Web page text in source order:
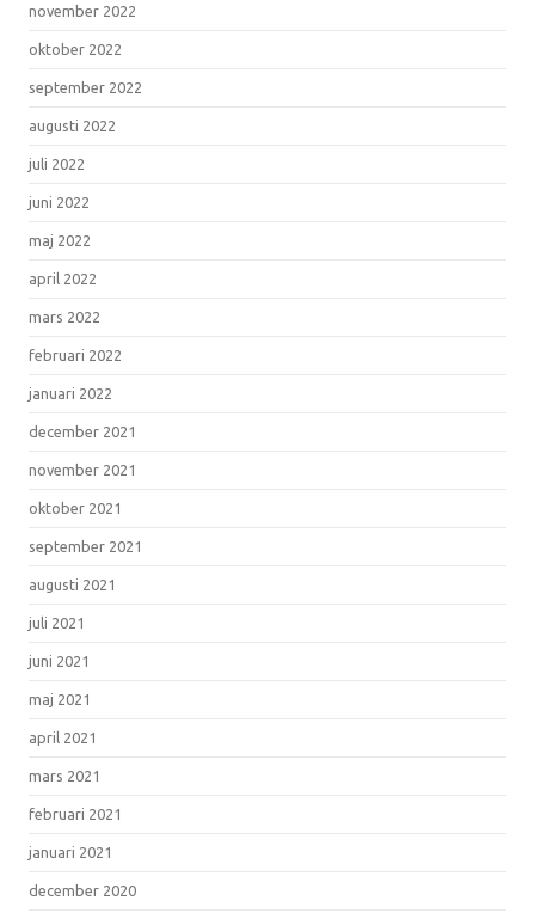
november 2022
oktober 2022
september 2022
augusti 2022
juli 2022
juni 2022
maj 2022
april 2022
mars 2022
februari 2022
januari 2022
december 2021
november 2021
oktober 2021
september 2021
augusti 2021
juli 2021
juni 2021
maj 2021
april 2021
mars 2021
februari 2021
januari 2021
december 2020